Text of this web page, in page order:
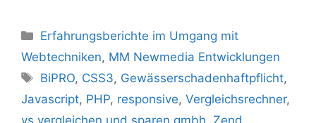
Kategorien
Erfahrungsberichte im Umgang mit
Webtechniken, MM Newmedia Entwicklungen
Schlagwörter
BiPRO, CSS3, Gewässerschadenhaftpflicht,
Javascript, PHP, responsive, Vergleichsrechner,
vs vergleichen und sparen gmbh, Zend